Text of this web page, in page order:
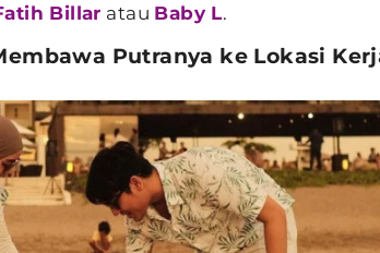
Billar atau Baby L.
Putranya ke Lokasi